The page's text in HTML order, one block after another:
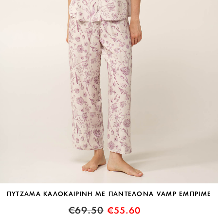
ΠΥΤΖΑΜΑ ΚΑΛΟΚΑΙΡΙΝΗ ΜΕ ΠΑΝΤΕΛΟΝΑ VAMP ΕΜΠΡΙΜΕ
€69.50 €55.60